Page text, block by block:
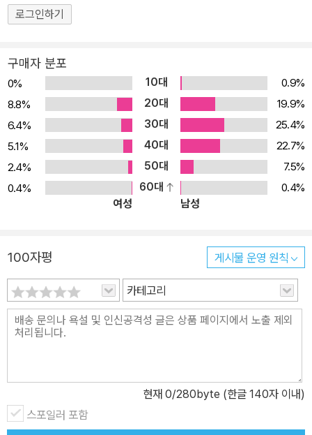
로그인하기
구매자 분포
0% 10대
0.9%
8.8%
20대
19.9%
6.4%
30대
25.4%
5.1%
40대
22.7%
2.4%
50대
7.5%
0.4%
60대
0.4%
여성
남성
100자평 게시물 운영 원칙
카테고리
현재 0/280byte (한글 140자 이내)
스포일러 포함